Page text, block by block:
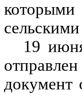
которыми
19
документ